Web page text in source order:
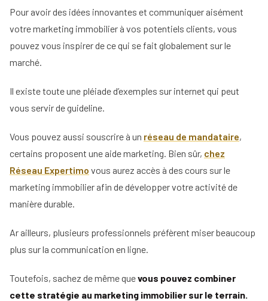
Pour avoir des idées innovantes et communiquer aisément
votre marketing immobilier à vos potentiels clients, vous
pouvez vous inspirer de ce qui se fait globalement sur le
marché.
Il existe toute une pléiade d’exemples sur internet qui peut
vous servir de guideline.
Vous pouvez aussi souscrire à un réseau de mandataire,
certains proposent une aide marketing. Bien sûr, chez
Réseau Expertimo vous aurez accès à des cours sur le
marketing immobilier afin de développer votre activité de
manière durable.
Ar ailleurs, plusieurs professionnels préfèrent miser beaucoup
plus sur la communication en ligne.
Toutefois, sachez de même quevous pouvez combiner
cette stratégie au marketing immobilier sur le terrain.